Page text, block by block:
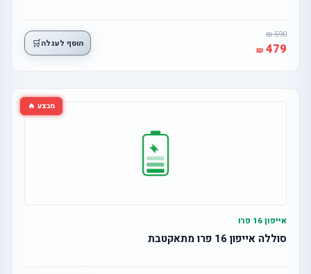
590
479 הוסף לעגלה🛒
מבצע 🔥
אייפון 16 פרו
סוללה אייפון 16 פרו מתאקטבת